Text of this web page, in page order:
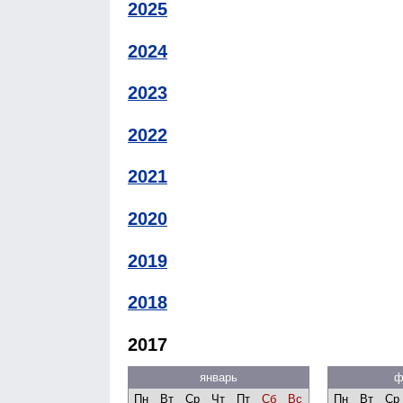
2025
2024
2023
2022
2021
2020
2019
2018
2017
январь
Пн
Вт Ср Чт Пт Сб
Вс
Пн
Вт Ср